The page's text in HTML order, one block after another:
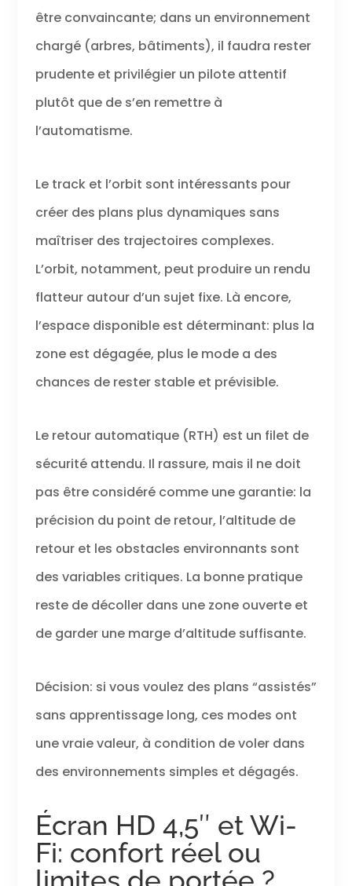
être convaincante; dans un environnement
chargé (arbres, bâtiments), il faudra rester
prudente et privilégier un pilote attentif
plutôt que de s’en remettre à
l’automatisme.
Le track et l’orbit sont intéressants pour
créer des plans plus dynamiques sans
maîtriser des trajectoires complexes.
L’orbit, notamment, peut produire un rendu
flatteur autour d’un sujet fixe. Là encore,
l’espace disponible est déterminant: plus la
zone est dégagée, plus le mode a des
chances de rester stable et prévisible.
Le retour automatique (RTH) est un filet de
sécurité attendu. Il rassure, mais il ne doit
pas être considéré comme une garantie: la
précision du point de retour, l’altitude de
retour et les obstacles environnants sont
des variables critiques. La bonne pratique
reste de décoller dans une zone ouverte et
de garder une marge d’altitude suffisante.
Décision: si vous voulez des plans “assistés”
sans apprentissage long, ces modes ont
une vraie valeur, à condition de voler dans
des environnements simples et dégagés.
Écran HD 4,5″ et Wi-
Fi: confort réel ou